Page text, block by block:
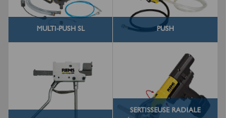
MULTI-PUSH SL PUSH
SERTISSEUSE RADIALE